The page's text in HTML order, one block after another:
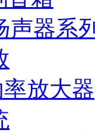
声器系
放大器